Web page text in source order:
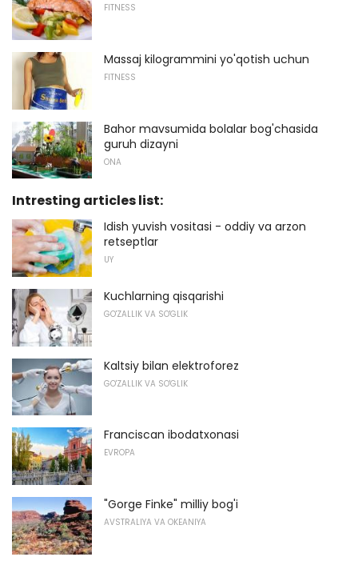
FITNESS
Massaj kilogrammini yo'qotish uchun
FITNESS
Bahor mavsumida bolalar bog'chasida
guruh dizayni
ONA
Intresting articles list:
Idish yuvish vositasi - oddiy va arzon
retseptlar
UY
Kuchlarning qisqarishi
GO'ZALLIK VA SO'GLIK
Kaltsiy bilan elektroforez
GO'ZALLIK VA SO'GLIK
Franciscan ibodatxonasi
EVROPA
"Gorge Finke" milliy bog'i
AVSTRALIYA VA OKEANIYA